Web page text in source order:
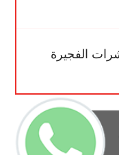
الفجيرة